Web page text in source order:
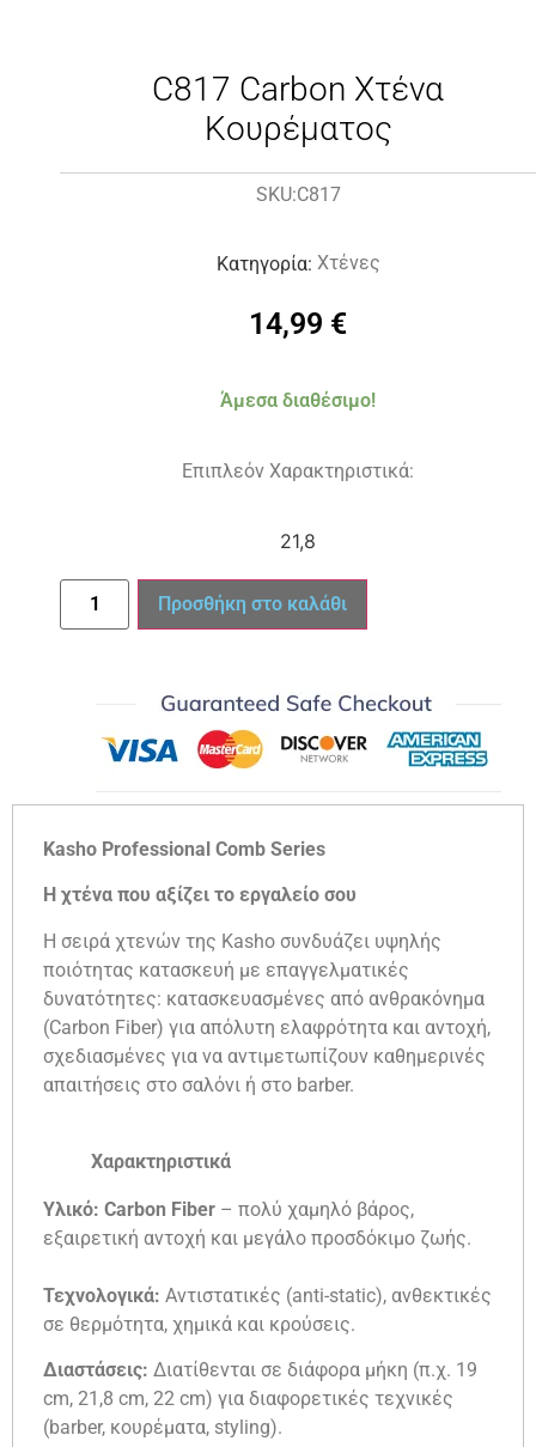
C817 Carbon Χτένα
Κουρέματος
SKU:C817
Κατηγορία: Χτένες
14,99 €
Άμεσα διαθέσιμο!
Επιπλεόν Χαρακτηριστικά:
21,8
Προσθήκη στο καλάθι
Kasho Professional Comb Series
Η χτένα που αξίζει το εργαλείο σου
Η σειρά χτενών της Kasho συνδυάζει υψηλής
ποιότητας κατασκευή με επαγγελματικές
δυνατότητες: κατασκευασμένες από ανθρακόνημα
(Carbon Fiber) για απόλυτη ελαφρότητα και αντοχή,
σχεδιασμένες για να αντιμετωπίζουν καθημερινές
απαιτήσεις στο σαλόνι ή στο barber.
Χαρακτηριστικά
Υλικό: Carbon Fiber – πολύ χαμηλό βάρος,
εξαιρετική αντοχή και μεγάλο προσδόκιμο ζωής.
Τεχνολογικά: Αντιστατικές (anti-static), ανθεκτικές
σε θερμότητα, χημικά και κρούσεις.
Διαστάσεις: Διατίθενται σε διάφορα μήκη (π.χ. 19
cm, 21,8 cm, 22 cm) για διαφορετικές τεχνικές
(barber, κουρέματα, styling).